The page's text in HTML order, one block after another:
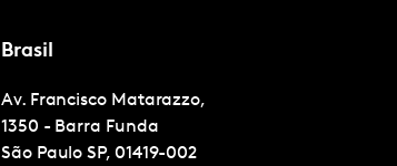
Brasil
Av. Francisco Matarazzo,
1350 - Barra Funda
São Paulo SP, 01419-002